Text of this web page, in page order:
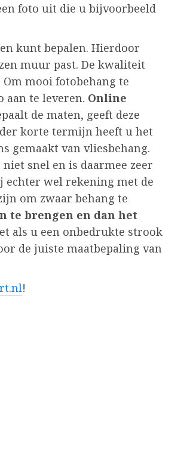
foto uit die u bijvoorbeeld
kunt bepalen. Hierdoor
muur past. De kwaliteit
mooi fotobehang te
te leveren. Online
de maten, geeft deze
korte termijn heeft u het
gemaakt van vliesbehang.
snel en is daarmee zeer
echter wel rekening met de
om zwaar behang te
te brengen en dan het
als u een onbedrukte strook
de juiste maatbepaling van
!